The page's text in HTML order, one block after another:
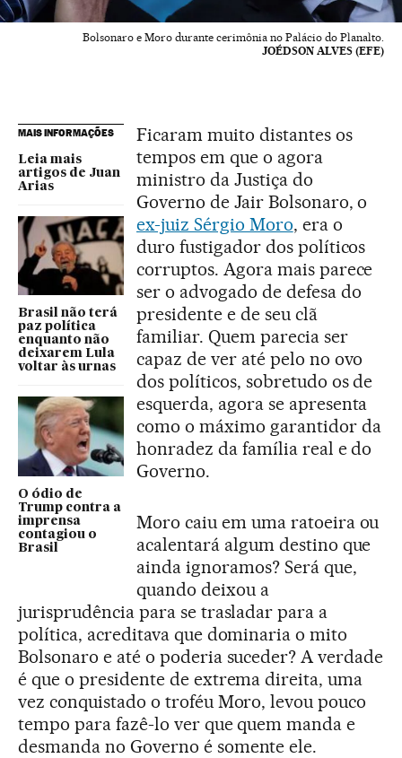
Bolsonaro e Moro durante cerimônia no Palácio do Planalto.
JOÉDSON ALVES (EFE)
MAIS INFORMAÇÕES
Leia mais
artigos de Juan
Arias
Brasil não terá
paz política
enquanto não
deixarem Lula
voltar às urnas
O ódio de
Trump contra a
imprensa
contagiou o
Brasil
Ficaram muito distantes os
tempos em que o agora
ministro da Justiça do
Governo de Jair Bolsonaro, o
ex-juiz Sérgio Moro, era o
duro fustigador dos políticos
corruptos. Agora mais parece
ser o advogado de defesa do
presidente e de seu clã
familiar. Quem parecia ser
capaz de ver até pelo no ovo
dos políticos, sobretudo os de
esquerda, agora se apresenta
como o máximo garantidor da
honradez da família real e do
Governo.
Moro caiu em uma ratoeira ou
acalentará algum destino que
ainda ignoramos? Será que,
quando deixou a
jurisprudência para se trasladar para a
política, acreditava que dominaria o mito
Bolsonaro e até o poderia suceder? A verdade
é que o presidente de extrema direita, uma
vez conquistado o troféu Moro, levou pouco
tempo para fazê-lo ver que quem manda e
desmanda no Governo é somente ele.